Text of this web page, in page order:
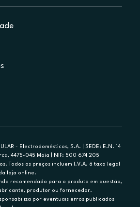
- Electrodomésticos, S.A. | SEDE: E.N. 14
4475-045 Maia | NIF: 500 674 205
Todos os preços incluem I.V.A. à taxa legal
loja online.
recomendado para o produto em questão,
produtor ou fornecedor.
por eventuais erros publicados